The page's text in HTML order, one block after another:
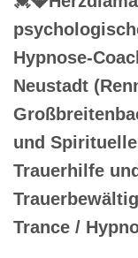
Hypnose-
Neustadt
und
Trauerhilfe
Trance /